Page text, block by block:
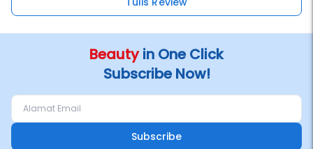
Beautyin One Click
Subscribe Now!
Subscribe